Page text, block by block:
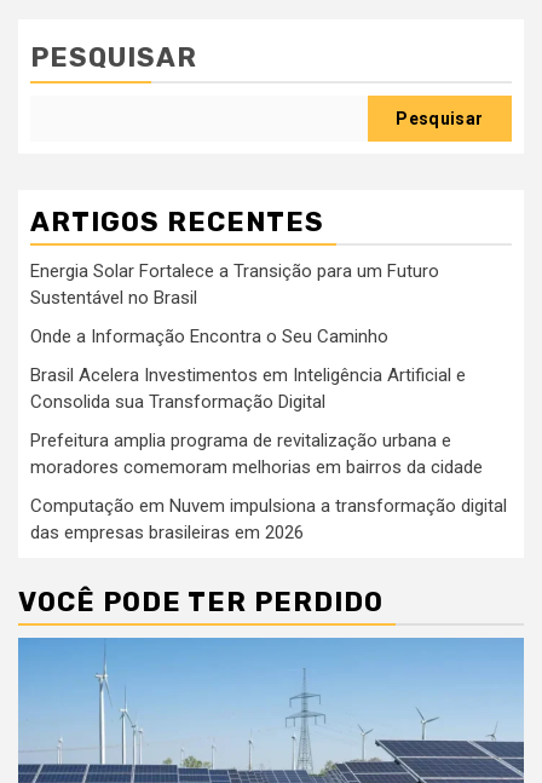
conteúdos
PESQUISAR
Pesquisar
ARTIGOS RECENTES
Energia Solar Fortalece a Transição para um Futuro
Sustentável no Brasil
Onde a Informação Encontra o Seu Caminho
Brasil Acelera Investimentos em Inteligência Artificial e
Consolida sua Transformação Digital
Prefeitura amplia programa de revitalização urbana e
moradores comemoram melhorias em bairros da cidade
Computação em Nuvem impulsiona a transformação digital
das empresas brasileiras em 2026
VOCÊ PODE TER PERDIDO